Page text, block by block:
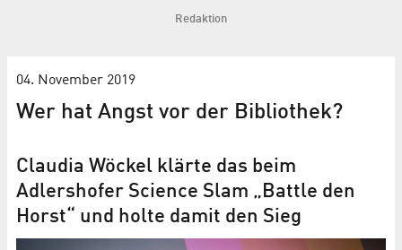
Redaktion
04. November 2019
Wer hat Angst vor der Bibliothek?
Claudia Wöckel klärte das beim
Adlershofer Science Slam „Battle den
Horst“ und holte damit den Sieg